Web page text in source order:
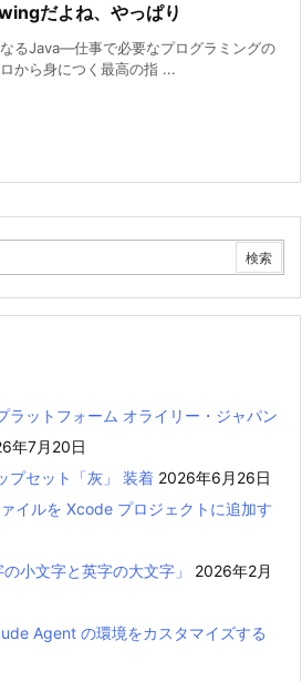
だよね、やっぱり
なるJava―仕事で必要なプログラミングの
から身につく最高の指 ...
ラットフォーム オライリー・ジャパン
年7月20日
プセット「灰」 装着 2026年6月26日
イルを Xcode プロジェクトに追加す
小文字と英字の大文字」
2026年2月
Agent の環境をカスタマイズする